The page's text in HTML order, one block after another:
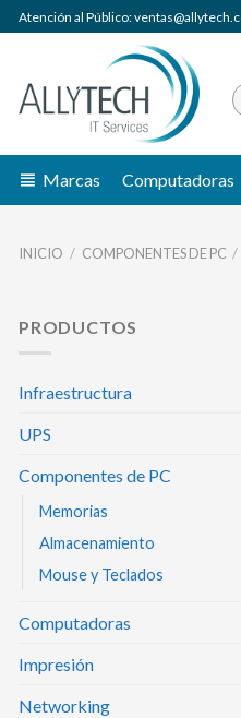
Saltar
Atención al Público:
Marcas Computadoras
INICIO / COMPONENTES DE PC /
PRODUCTOS
Infraestructura
UPS
Componentes de PC
Memorias
Almacenamiento
Mouse y Teclados
Computadoras
Impresión
Networking